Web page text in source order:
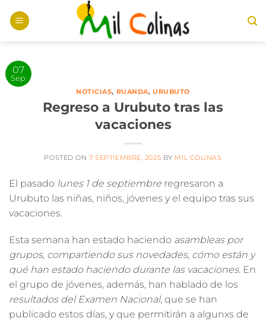
07
Sep
NOTICIAS, RUANDA,URUBUTO
Regreso a Urubuto tras las
vacaciones
POSTED ON7 SEPTIEMBRE, 2025 BY MIL COLINAS
El pasado lunes 1 de septiembre regresaron a
Urubuto las niñas, niños, jóvenes y el equipo tras sus
vacaciones.
Esta semana han estado haciendo asambleas por
grupos, compartiendo sus novedades, cómo están y
qué han estado haciendo durante las vacaciones. En
el grupo de jóvenes, además, han hablado de los
resultados del Examen Nacional, que se han
publicado estos días, y que permitirán a algunxs de